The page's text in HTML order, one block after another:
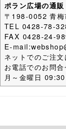
ポラン広場の通販
〒198-0052 青
TEL 0428-78-
FAX 0428-24-
E-
ネットでのご注
お電話でのお問
月～金曜日